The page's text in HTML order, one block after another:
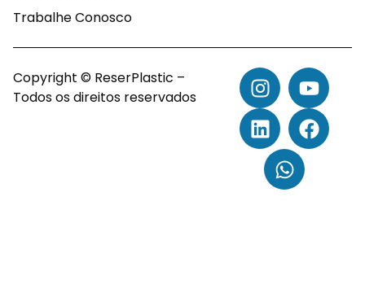
Trabalhe Conosco
Copyright © ReserPlastic –
Todos os direitos reservados